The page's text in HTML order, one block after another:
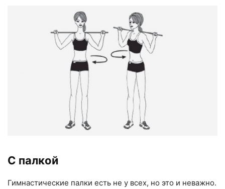
С палкой
Гимнастические палки есть не у всех, но это и неважно.